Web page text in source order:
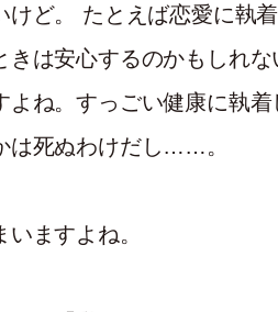
ど。 たとえば恋愛に執
は安心するのかもしれ
ね。すっごい健康に執着
は死ぬわけだし……。
ますよね。